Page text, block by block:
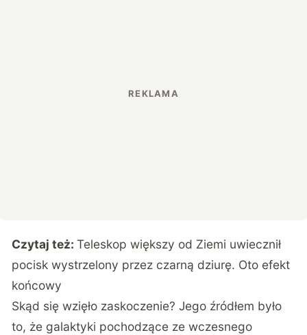
Czytaj też: Teleskop większy od Ziemi uwiecznił
pocisk wystrzelony przez czarną dziurę. Oto efekt
końcowy
Skąd się wzięło zaskoczenie? Jego źródłem było
to, że galaktyki pochodzące ze wczesnego